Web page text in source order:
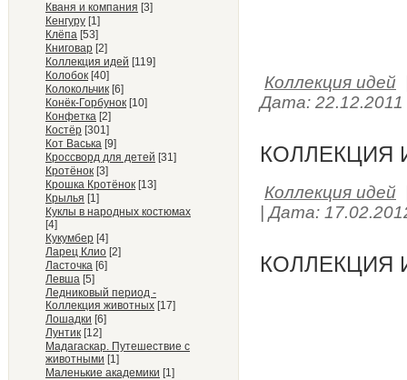
Кваня и компания [3]
Кенгуру [1]
Клёпа [53]
Книговар [2]
Коллекция идей [119]
Колобок [40]
Колокольчик [6]
Конёк-Горбунок [10]
Конфетка [2]
Костёр [301]
Кот Васька [9]
Кроссворд для детей [31]
Кротёнок [3]
Крошка Кротёнок [13]
Крылья [1]
Куклы в народных костюмах
[4]
Кукумбер [4]
Ларец Клио [2]
Ласточка [6]
Левша [5]
Ледниковый период -
Коллекция животных [17]
Лошадки [6]
Лунтик [12]
Мадагаскар. Путешествие с
животными [1]
Маленькие академики [1]
Коллекция идей
Дата: 22.12.2011
КОЛЛЕКЦИЯ
Коллекция идей
|Дата:
КОЛЛЕКЦИЯ